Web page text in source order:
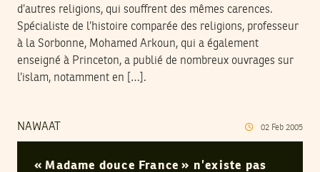
d’autres religions, qui souffrent des mêmes carences.
Spécialiste de l’histoire comparée des religions, professeur
à la Sorbonne, Mohamed Arkoun, qui a également
enseigné à Princeton, a publié de nombreux ouvrages sur
l’islam, notamment en […].
NAWAAT 02 Feb 2005
« Madame douce France » n’existe pas